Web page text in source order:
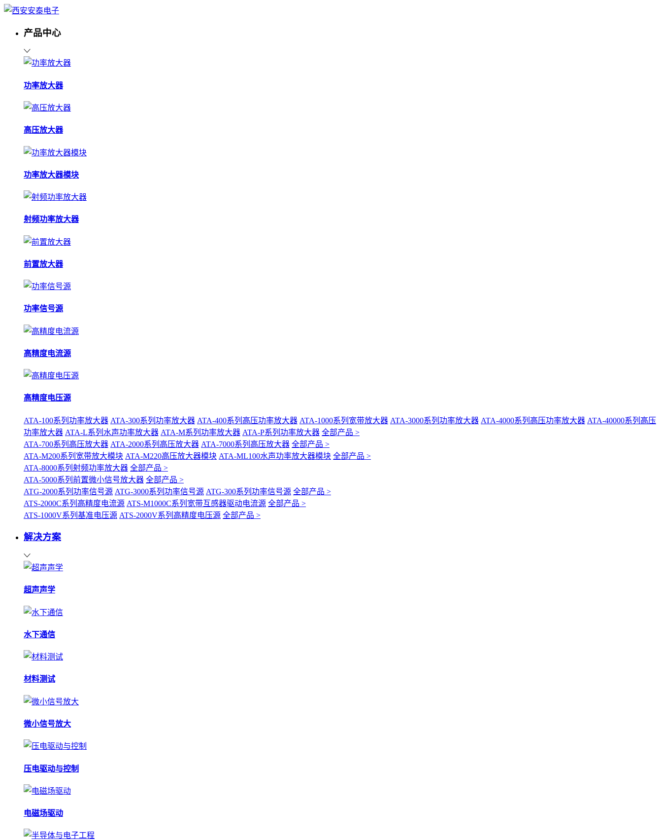
产品中心
功率放大器
高压放大器
功率放大器模块
射频功率放大器
前置放大器
功率信号源
高精度电流源
高精度电压源
ATA-100系列功率放大器 ATA-300系列功率放大器 ATA-400系列高压功率放大器 ATA-1000系列宽带放大器 ATA-3000系列功率放大器 ATA-4000系列高压功率放大器 ATA-40000系列高压
功率放大器 ATA-L系列水声功率放大器 ATA-M系列功率放大器 ATA-P系列功率放大器 全部产品 >
ATA-700系列高压放大器 ATA-2000系列高压放大器 ATA-7000系列高压放大器 全部产品 >
ATA-M200系列宽带放大模块 ATA-M220高压放大器模块 ATA-ML100水声功率放大器模块 全部产品 >
ATA-8000系列射频功率放大器 全部产品 >
ATA-5000系列前置微小信号放大器 全部产品 >
ATG-2000系列功率信号源 ATG-3000系列功率信号源 ATG-300系列功率信号源 全部产品 >
ATS-2000C系列高精度电流源 ATS-M1000C系列宽带互感器驱动电流源 全部产品 >
ATS-1000V系列基准电压源 ATS-2000V系列高精度电压源 全部产品 >
解决方案
超声声学
水下通信
材料测试
微小信号放大
压电驱动与控制
电磁场驱动